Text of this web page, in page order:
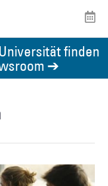
finden
➔